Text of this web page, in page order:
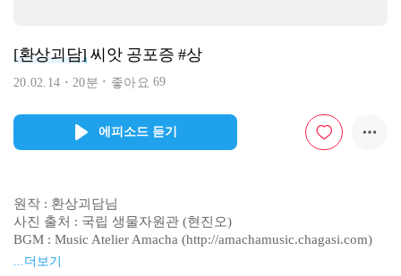
[환상괴담]씨앗 공포증 #상
20.02.14 20분 좋아요69
에피소드 듣기
원작 : 환상괴담님
사진 출처 : 국립 생물자원관 (현진오)
BGM : Music Atelier Amacha (http://amachamusic.chagasi.com)
------------------------------------------
...더보기